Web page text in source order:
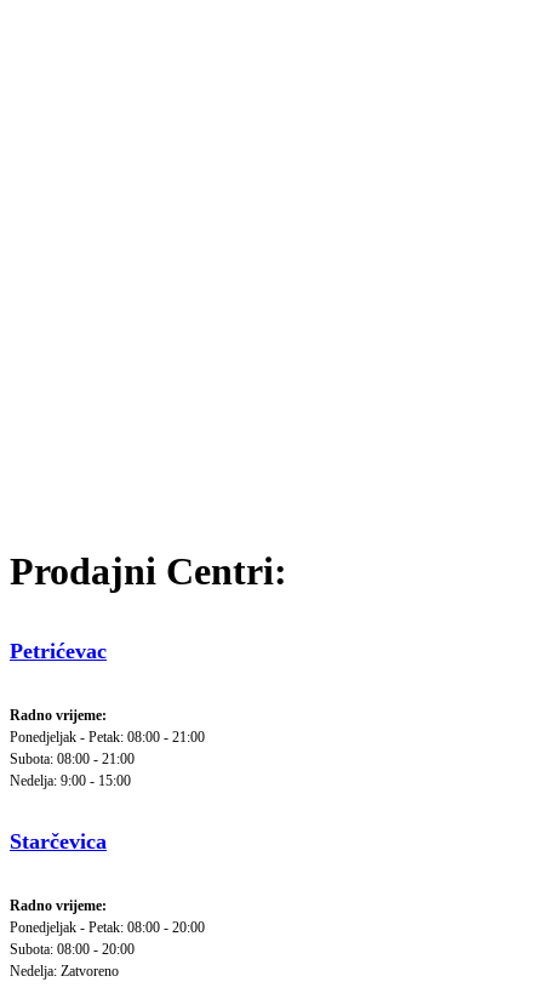
Prodajni Centri:
Petrićevac
Radno vrijeme:
Ponedjeljak - Petak: 08:00 - 21:00
Subota: 08:00 - 21:00
Nedelja: 9:00 - 15:00
Starčevica
Radno vrijeme:
Ponedjeljak - Petak: 08:00 - 20:00
Subota: 08:00 - 20:00
Nedelja: Zatvoreno